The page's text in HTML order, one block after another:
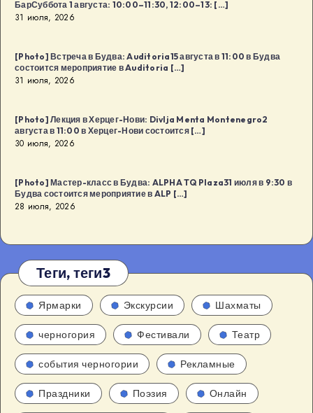
БарСуббота 1 августа: 10:00–11:30, 12:00–13: […]
31 июля, 2026
[Photo] Встреча в Будва: Auditoria15 августа в 11:00 в Будва
состоится мероприятие в Auditoria […]
31 июля, 2026
[Photo] Лекция в Херцег-Нови: Divlja Menta Montenegro2
августа в 11:00 в Херцег-Нови состоится […]
30 июля, 2026
[Photo] Мастер-класс в Будва: ALPHA TQ Plaza31 июля в 9:30 в
Будва состоится мероприятие в ALP […]
28 июля, 2026
Теги, теги3
Ярмарки Экскурсии Шахматы
черногория Фестивали Театр
события черногории Рекламные
Праздники Поэзия Онлайн